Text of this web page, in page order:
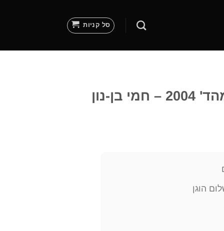
סל קניות
נון
הוגן